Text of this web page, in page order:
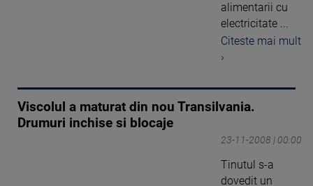
alimentarii cu
electricitate ...
Citeste mai mult
›
Viscolul a maturat din nou Transilvania.
Drumuri inchise si blocaje
23-11-2008 | 00:00
Tinutul s-a
dovedit un